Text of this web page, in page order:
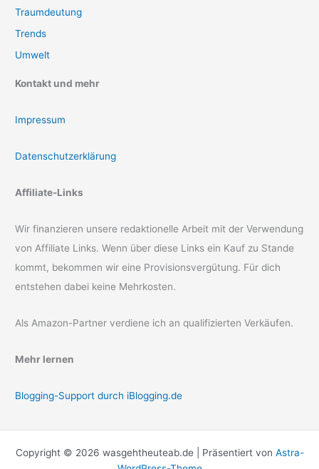
Traumdeutung
Trends
Umwelt
Kontakt und mehr
Impressum
Datenschutzerklärung
Affiliate-Links
Wir finanzieren unsere redaktionelle Arbeit mit der Verwendung
von Affiliate Links. Wenn über diese Links ein Kauf zu Stande
kommt, bekommen wir eine Provisionsvergütung. Für dich
entstehen dabei keine Mehrkosten.
Als Amazon-Partner verdiene ich an qualifizierten Verkäufen.
Mehr lernen
Blogging-Support durch iBlogging.de
Copyright © 2026 wasgehtheuteab.de | Präsentiert von Astra-